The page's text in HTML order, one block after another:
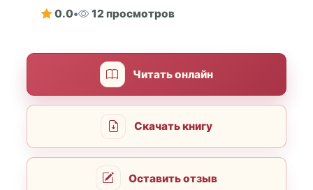
0.0• 12 просмотров
Читать онлайн
Скачать книгу
Оставить отзыв